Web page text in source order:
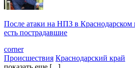
После атаки на НПЗ в Краснодарском
есть пострадавшие
corner
Происшествия Краснодарский край